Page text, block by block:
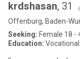
krdshasan, 31
Offenburg, Baden-
Seeking: Female 18 -
Education: